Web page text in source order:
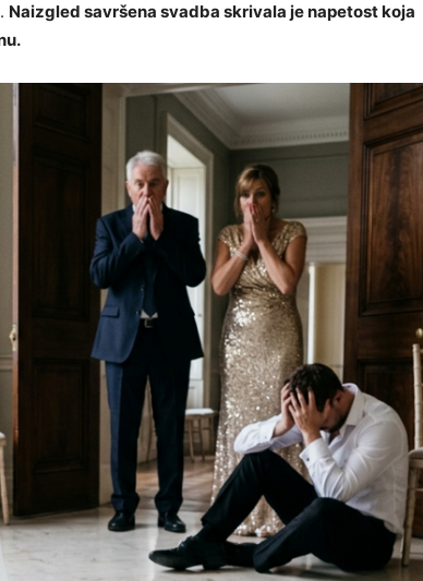
Naizgled savršena svadba skrivala je napetost koja